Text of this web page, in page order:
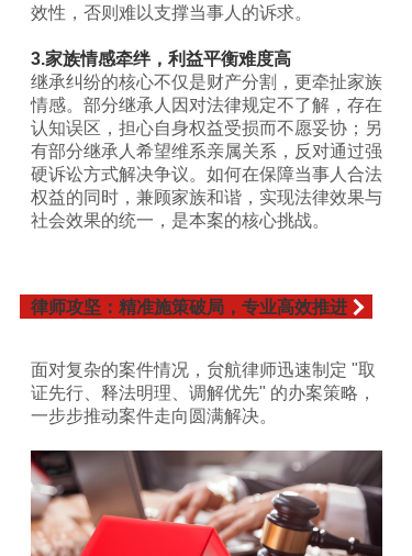
效性，否则难以支撑当事人的诉求。
3.家族情感牵绊，利益平衡难度高
继承纠纷的核心不仅是财产分割，更牵扯家族
情感。部分继承人因对法律规定不了解，存在
认知误区，担心自身权益受损而不愿妥协；另
有部分继承人希望维系亲属关系，反对通过强
硬诉讼方式解决争议。如何在保障当事人合法
权益的同时，兼顾家族和谐，实现法律效果与
社会效果的统一，是本案的核心挑战。
律师攻坚：精准施策破局，专业高效推进
面对复杂的案件情况，贠航律师迅速制定 "取
证先行、释法明理、调解优先" 的办案策略，
一步步推动案件走向圆满解决。